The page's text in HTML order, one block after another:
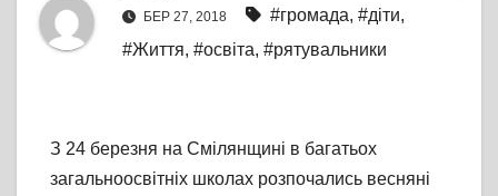
БЕР 27, 2018 #громада, #діти,
#Життя, #освіта, #рятувальники
З 24 березня на Смілянщині в багатьох
загальноосвітніх школах розпочались весняні